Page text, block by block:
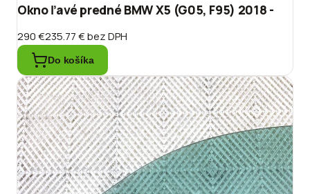
Okno ľavé predné BMW X5 (G05, F95) 2018 -
290 €235.77 €bez DPH
Do košíka